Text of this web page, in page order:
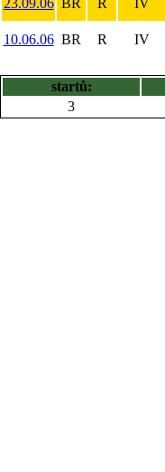
23.09.06 BR R IV
10.06.06 BR R IV
startů:
3